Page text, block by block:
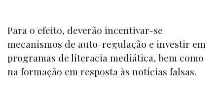
Para o efeito, deverão incentivar-se
mecanismos de auto-regulação e investir em
programas de literacia mediática, bem como
na formação em resposta às notícias falsas.